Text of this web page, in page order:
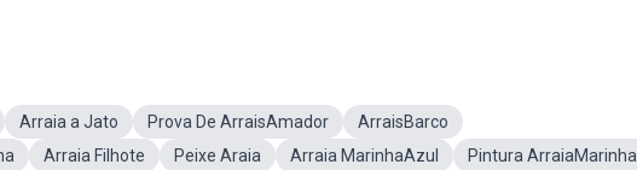
Arraia a Jato Prova De ArraisAmador
ArraisBarco
Arraia Filhote Peixe Araia Arraia MarinhaAzul
Pintura ArraiaMarinha